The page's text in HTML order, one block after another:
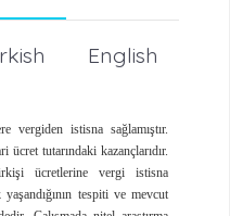
English
vergiden istisna sağlamıştır.
tutarındaki kazançlarıdır.
ücretlerine vergi istisna
tespiti ve mevcut